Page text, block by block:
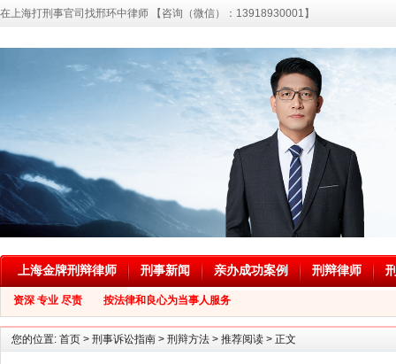
在上海打刑事官司找邢环中律师 【咨询（微信）：13918930001】
上海金牌刑辩律师 刑事新闻 亲办成功案例 刑辩律师
资深 专业 尽责 按法律和良心为当事人服务
您的位置: 首页 > 刑事诉讼指南 > 刑辩方法 > 推荐阅读 > 正文